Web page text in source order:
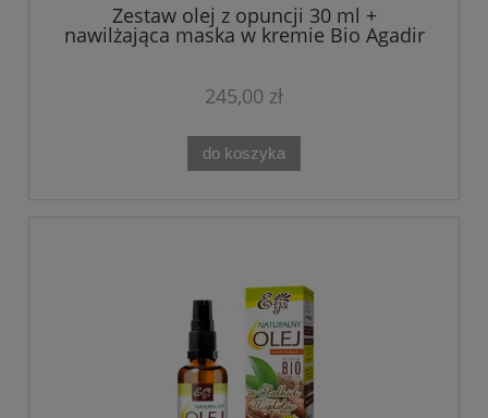
Zestaw olej z opuncji 30 ml +
nawilżająca maska w kremie Bio Agadir
245,00 zł
do koszyka